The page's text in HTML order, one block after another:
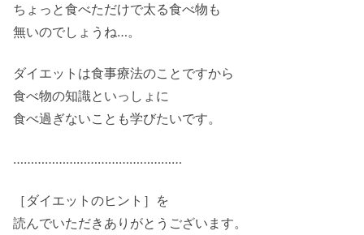
ちょっと食べただけで太る食べ物も
無いのでしょうね…。
ダイエットは食事療法のことですから
食べ物の知識といっしょに
食べ過ぎないことも学びたいです。
…………………………………………
［ダイエットのヒント］を
読んでいただきありがとうございます。